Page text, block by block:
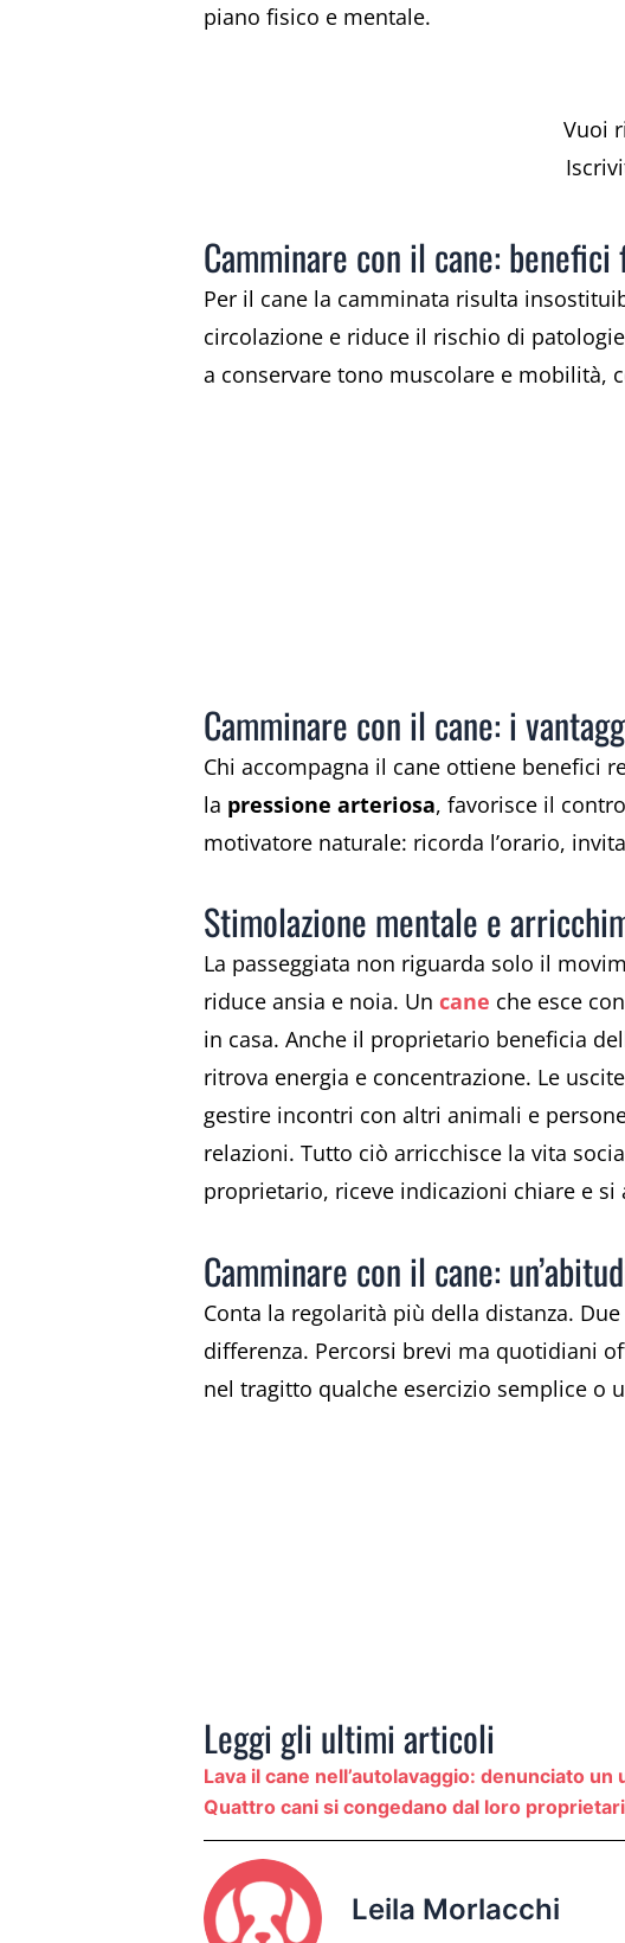
piano fisico e mentale.
Vuoi
Camminare con il cane:
Per il cane la camminata risulta
circolazione e riduce il rischio di
a conservare tono muscolare e mobilità,
Camminare con il cane: i
Chi accompagna il cane ottiene benefici
la pressione arteriosa, favorisce il
motivatore naturale: ricorda l’orario,
Stimolazione mentale e
La passeggiata non riguarda solo il
riduce ansia e noia. Un cane che esce
in casa. Anche il proprietario beneficia
ritrova energia e concentrazione. Le
gestire incontri con altri animali e
relazioni. Tutto ciò arricchisce la vita
proprietario, riceve indicazioni chiare e
Camminare con il cane:
Conta la regolarità più della distanza.
differenza. Percorsi brevi ma quotidiani
nel tragitto qualche esercizio semplice o
Leggi gli ultimi articoli
Lava il cane nell’autolavaggio: denunciato un
Quattro cani si congedano dal loro
Leila Morlacchi